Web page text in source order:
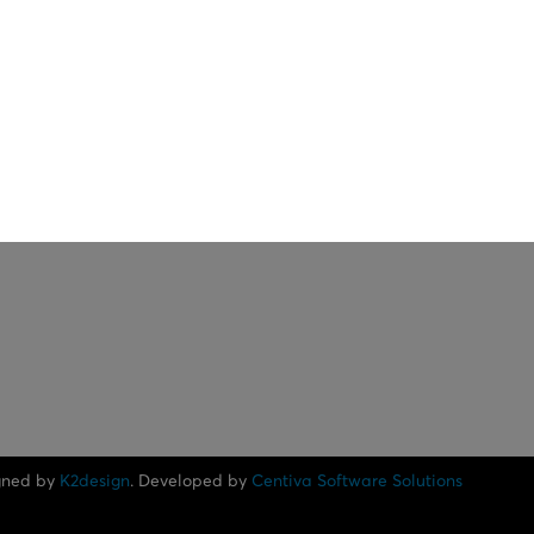
by K2design. Developed by Centiva Software Solutions